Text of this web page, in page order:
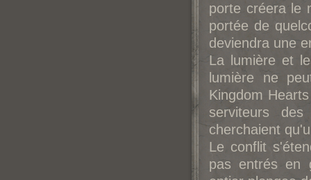
porte créera le
portée de
deviendra une
La lumière et
lumière ne
Kingdom
serviteurs
cherchaient
Le conflit
pas entrés en